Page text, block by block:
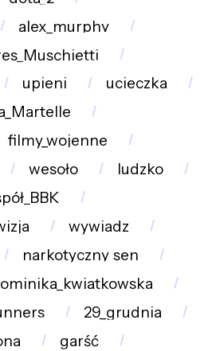
alex_murphy
upieni
ucieczka
filmy_wojenne
wesoło
ludzko
wywiadz
narkotyczny_sen
29_grudnia
garść